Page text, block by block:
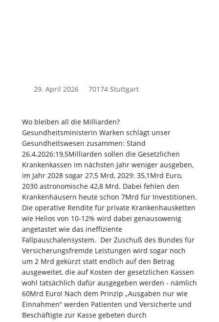
29. April 2026 70174 Stuttgart
Wo bleiben all die Milliarden?
Gesundheitsministerin Warken schlägt unser
Gesundheitswesen zusammen: Stand
26.4.2026:19,5Milliarden sollen die Gesetzlichen
Krankenkassen im nächsten Jahr weniger ausgeben,
im Jahr 2028 sogar 27,5 Mrd, 2029: 35,1Mrd Euro,
2030 astronomische 42,8 Mrd. Dabei fehlen den
Krankenhäusern heute schon 7Mrd für Investitionen.
Die operative Rendite für private Krankenhausketten
wie Helios von 10-12% wird dabei genausowenig
angetastet wie das ineffiziente
Fallpauschalensystem. Der Zuschuß des Bundes für
Versicherungsfremde Leistungen wird sogar noch
um 2 Mrd gekürzt statt endlich auf den Betrag
ausgeweitet, die auf Kosten der gesetzlichen Kassen
wohl tatsächlich dafür ausgegeben werden - nämlich
60Mrd Euro! Nach dem Prinzip „Ausgaben nur wie
Einnahmen“ werden Patienten und Versicherte und
Beschäftigte zur Kasse gebeten durch